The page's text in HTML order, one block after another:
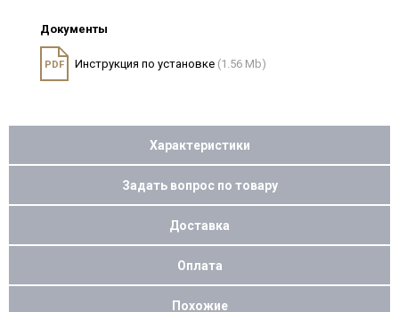
Документы
PDF Инструкция по установке (1.56 Mb)
Характеристики
Задать вопрос по товару
Доставка
Оплата
Похожие